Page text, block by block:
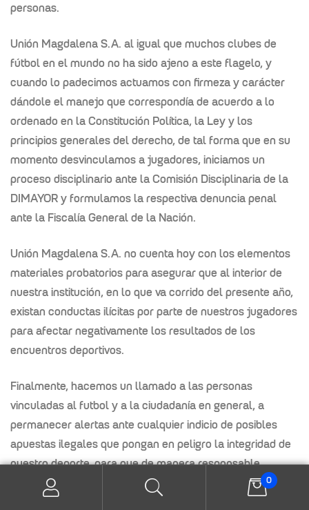
personas.
Unión Magdalena S.A. al igual que muchos clubes de
fútbol en el mundo no ha sido ajeno a este flagelo, y
cuando lo padecimos actuamos con firmeza y carácter
dándole el manejo que correspondía de acuerdo a lo
ordenado en la Constitución Política, la Ley y los
principios generales del derecho, de tal forma que en su
momento desvinculamos a jugadores, iniciamos un
proceso disciplinario ante la Comisión Disciplinaria de la
DIMAYOR y formulamos la respectiva denuncia penal
ante la Fiscalía General de la Nación.
Unión Magdalena S.A. no cuenta hoy con los elementos
materiales probatorios para asegurar que al interior de
nuestra institución, en lo que va corrido del presente año,
existan conductas ilícitas por parte de nuestros jugadores
para afectar negativamente los resultados de los
encuentros deportivos.
Finalmente, hacemos un llamado a las personas
vinculadas al futbol y a la ciudadanía en general, a
permanecer alertas ante cualquier indicio de posibles
apuestas ilegales que pongan en peligro la integridad de
nuestro deporte, para quede manera responsable
interpongan las correspondientes denuncias ante las
0